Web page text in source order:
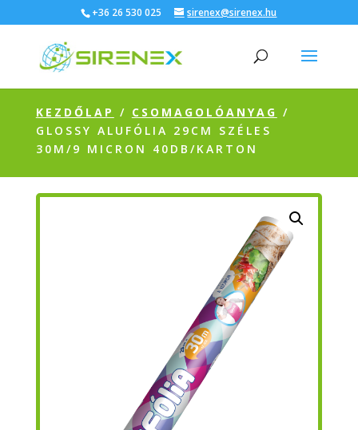
+36 26 530 025 sirenex@sirenex.hu
KEZDŐLAP / CSOMAGOLÓANYAG /
GLOSSY ALUFÓLIA 29CM SZÉLES
30M/9 MICRON 40DB/KARTON